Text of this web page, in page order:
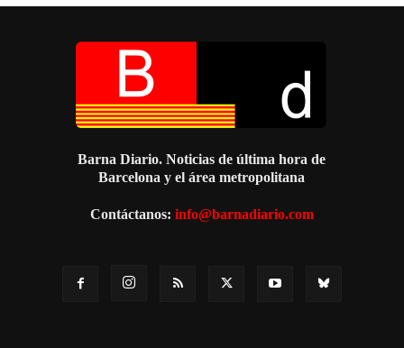
Barna Diario. Noticias de última hora de
Barcelona y el área metropolitana
Contáctanos: info@barnadiario.com